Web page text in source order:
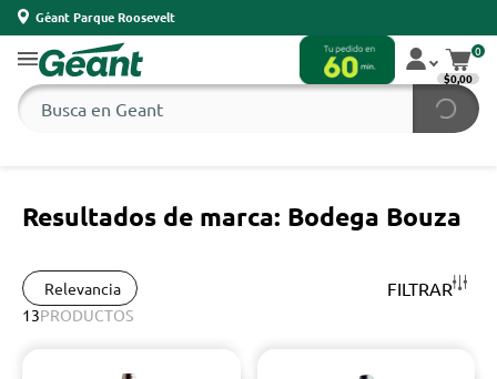
Géant Parque Roosevelt
0
$0,00
Resultados de marca: Bodega Bouza
Relevancia FILTRAR
13PRODUCTOS